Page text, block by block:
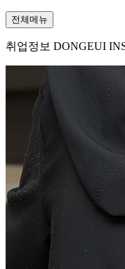
전체메뉴
취업정보 DONGEUI